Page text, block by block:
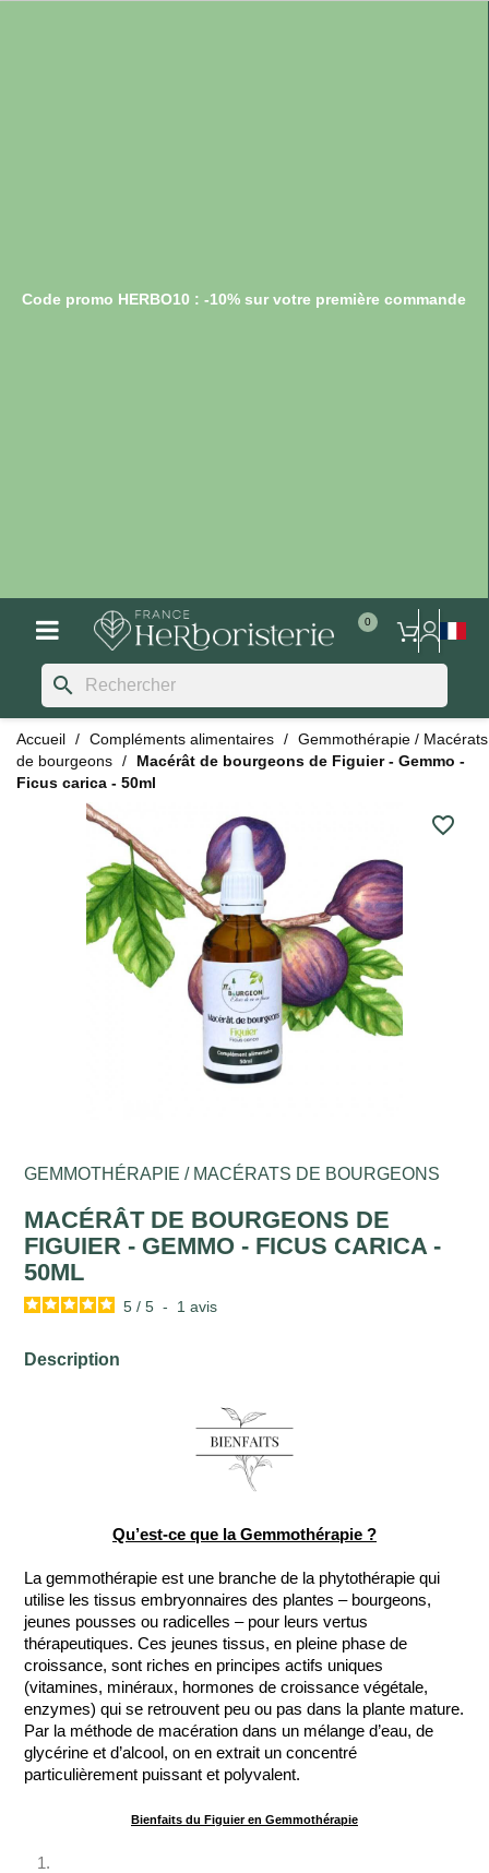
Code promo HERBO10 : -10% sur votre première commande
search
Accueil Compléments alimentaires
Gemmothérapie / Macérats
de bourgeons
Macérât de bourgeons de Figuier - Gemmo -
Ficus carica - 50ml
favorite_border
GEMMOTHÉRAPIE / MACÉRATS DE BOURGEONS
MACÉRÂT DE BOURGEONS DE
FIGUIER - GEMMO - FICUS CARICA -
50ML
5 / 5 - 1avis
Description
Qu’est-ce que la Gemmothérapie ?
La gemmothérapie est une branche de la phytothérapie qui
utilise les tissus embryonnaires des plantes – bourgeons,
jeunes pousses ou radicelles – pour leurs vertus
thérapeutiques. Ces jeunes tissus, en pleine phase de
croissance, sont riches en principes actifs uniques
(vitamines, minéraux, hormones de croissance végétale,
enzymes) qui se retrouvent peu ou pas dans la plante mature.
Par la méthode de macération dans un mélange d’eau, de
glycérine et d’alcool, on en extrait un concentré
particulièrement puissant et polyvalent.
Bienfaits du Figuier en Gemmothérapie